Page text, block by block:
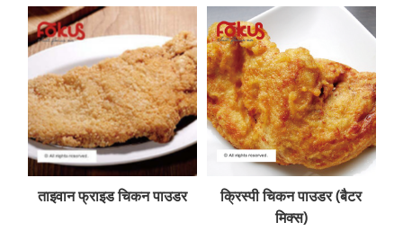
ताइवान फ्राइड चिकन पाउडर
क्रिस्पी चिकन पाउडर (बैटर
मिक्स)